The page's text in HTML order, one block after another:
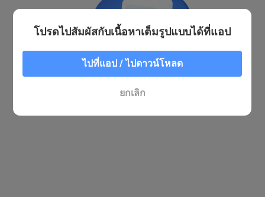
โปรดไปสัมผัสกับเนื้อหาเต็มรูปแบบได้ที่แอป
ไปที่แอป / ไปดาวน์โหลด
ยกเลิก